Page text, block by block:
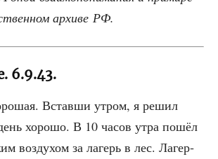
архи­ве РФ.
6.9.43.
Встав­ши утром, я решил
хоро­шо. В 10 часов утра пошёл
воз­ду­хом за лагерь в лес. Лагер­